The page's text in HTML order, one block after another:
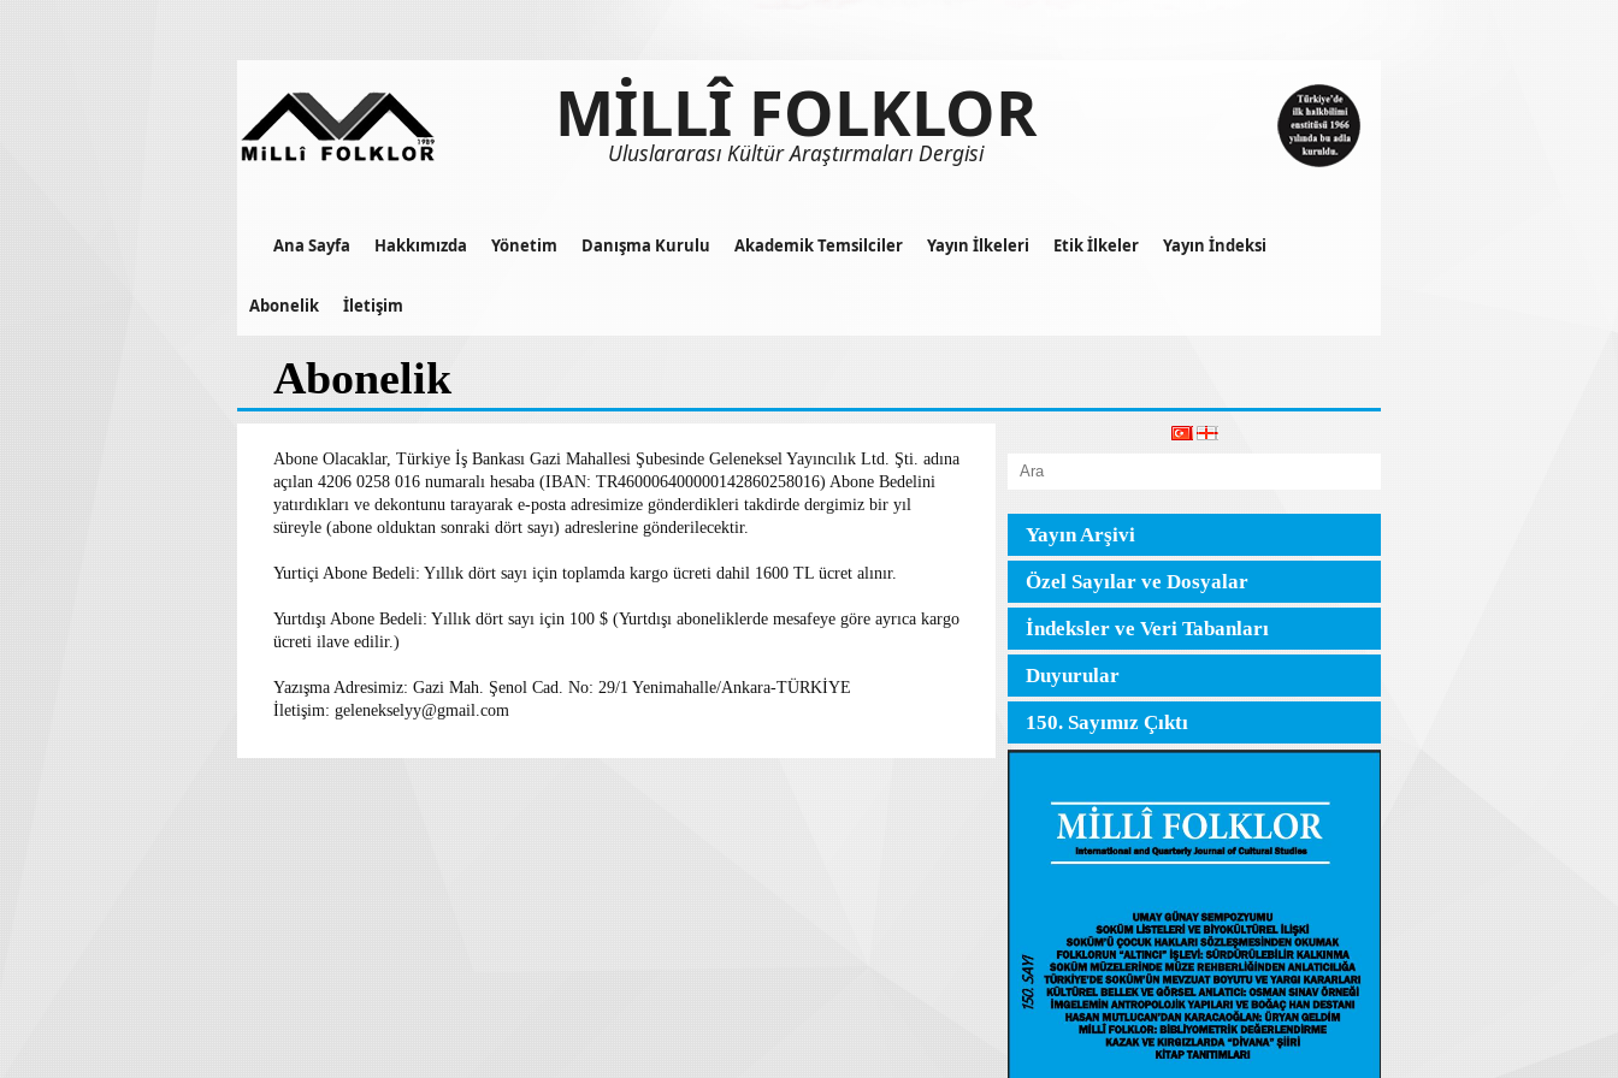
MİLLÎ FOLKLOR
Uluslararası Kültür Araştırmaları Dergisi
Ana Sayfa Hakkımızda Yönetim Danışma Kurulu Akademik Temsilciler Yayın İlkeleri Etik İlkeler Yayın İndeksi
Abonelik İletişim
Abonelik
Abone Olacaklar, Türkiye İş Bankası Gazi Mahallesi Şubesinde Geleneksel Yayıncılık Ltd. Şti. adına
açılan 4206 0258 016 numaralı hesaba (IBAN: TR460006400000142860258016) Abone Bedelini
yatırdıkları ve dekontunu tarayarak e-posta adresimize gönderdikleri takdirde dergimiz bir yıl
süreyle (abone olduktan sonraki dört sayı) adreslerine gönderilecektir.
Yurtiçi Abone Bedeli: Yıllık dört sayı için toplamda kargo ücreti dahil 1600 TL ücret alınır.
Yurtdışı Abone Bedeli: Yıllık dört sayı için 100 $ (Yurtdışı aboneliklerde mesafeye göre ayrıca kargo
ücreti ilave edilir.)
Yazışma Adresimiz: Gazi Mah. Şenol Cad. No: 29/1 Yenimahalle/Ankara-TÜRKİYE
İletişim: gelenekselyy@gmail.com
Yayın Arşivi
Özel Sayılar ve Dosyalar
İndeksler ve Veri Tabanları
Duyurular
150. Sayımız Çıktı